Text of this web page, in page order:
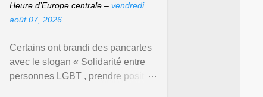
Heure d’Europe centrale – vendredi,
août 07, 2026
Certains ont brandi des pancartes
avec le slogan « Solidarité entre
personnes LGBT , prendre position